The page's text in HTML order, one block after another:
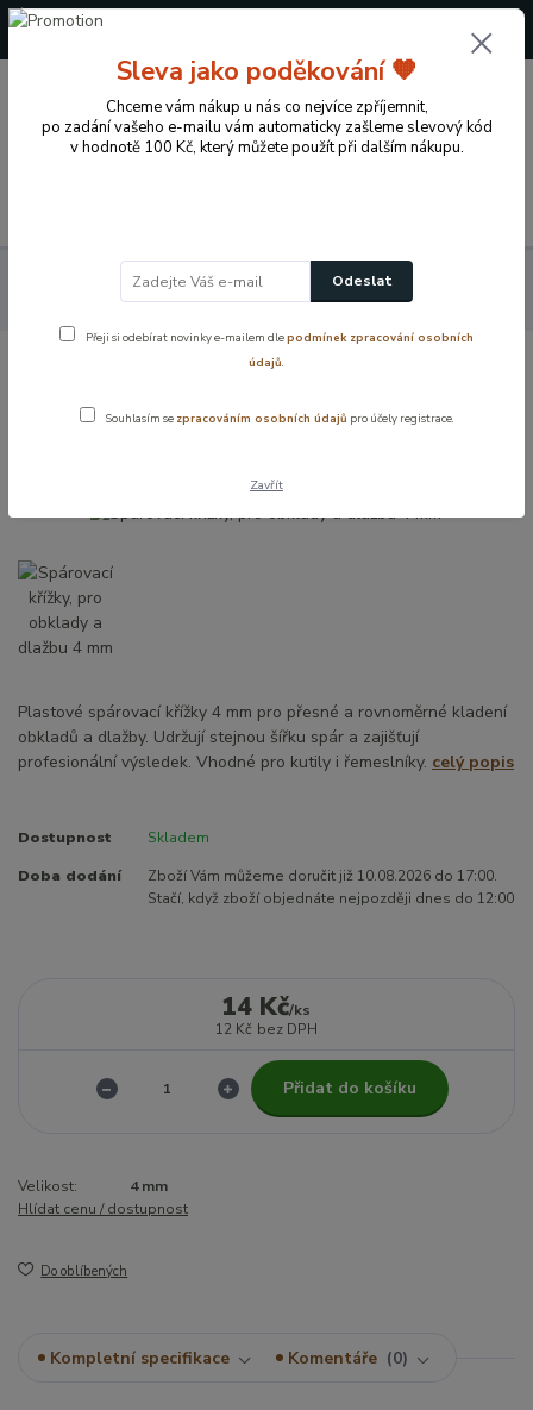
+420 724 722 973
0 Kč
Koupelnové vybavení a doplňky Obkladové lišty
křížky na obklady
Spárovací křížky, pro obklady a dlažbu 4 mm
4 mm
Plastové spárovací křížky 4 mm pro přesné a rovnoměrné kladení
obkladů a dlažby. Udržují stejnou šířku spár a zajišťují
profesionální výsledek. Vhodné pro kutily i řemeslníky. celý popis
Dostupnost Skladem
Doba dodání
Zboží Vám můžeme doručit již 10.08.2026 do 17:00.
Stačí, když zboží objednáte nejpozději dnes do 12:00
14 Kč/ks
12 Kč bez DPH
Přidat do košíku
Velikost:
4 mm
Hlídat cenu / dostupnost
Do oblíbených
Kompletní specifikace Komentáře 0
Sleva jako poděkování 🧡
Chceme vám nákup u nás co nejvíce zpříjemnit,
po zadání vašeho e-mailu vám automaticky zašleme slevový kód
v hodnotě 100 Kč, který můžete použít při dalším nákupu.
Odeslat
Přeji si odebírat novinky e-mailem dlepodmínek zpracování osobních
údajů.
Souhlasím se zpracováním osobních údajů pro účely registrace.
Zavřít